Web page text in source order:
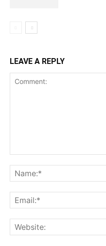
LEAVE A REPLY